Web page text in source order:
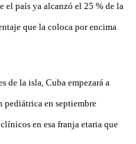
país ya alcanzó el 25 % de la
que la coloca por encima
de la isla, Cuba empezará a
pediátrica en septiembre
en esa franja etaria que